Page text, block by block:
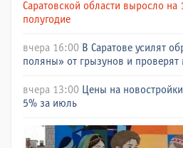
Саратовской области выросло на
полугодие
вчера 16:00 В Саратове усилят
поляны» от грызунов и проверят
вчера 13:00 Цены на
5% за июль